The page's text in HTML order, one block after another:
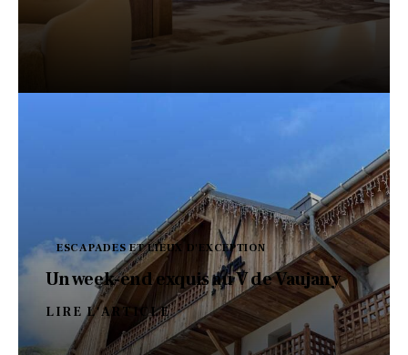
ESCAPADES ET LIEUX D'EXCEPTION
Un week-end exquis au V de Vaujany
LIRE L'ARTICLE